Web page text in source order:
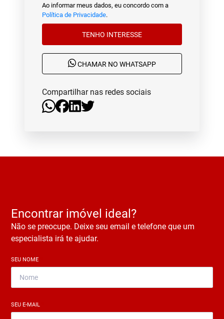
Ao informar meus dados, eu concordo com a
Política de Privacidade.
TENHO INTERESSE
CHAMAR NO WHATSAPP
Compartilhar nas redes sociais
Encontrar imóvel ideal?
Não se preocupe. Deixe seu email e telefone que um
especialista irá te ajudar.
SEU NOME
SEU E-MAIL